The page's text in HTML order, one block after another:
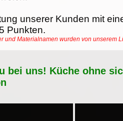
unserer Kunden mit
5 Punkten.
und Materialnamen wurden von unserem
bei uns! Küche ohne